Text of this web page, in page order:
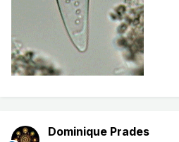
Dominique Prades